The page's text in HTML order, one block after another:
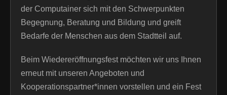
der Computainer sich mit den Schwerpunkten
Begegnung, Beratung und Bildung und greift
Bedarfe der Menschen aus dem Stadtteil auf.
Beim Wiedereröffnungsfest möchten wir uns Ihnen
erneut mit unseren Angeboten und
Kooperationspartner*innen vorstellen und ein Fest